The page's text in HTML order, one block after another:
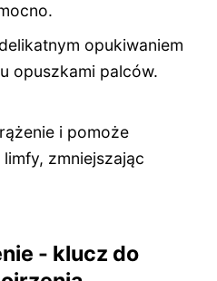
opukiwaniem
opuszkami palców.
i pomoże
zmniejszając
- klucz do